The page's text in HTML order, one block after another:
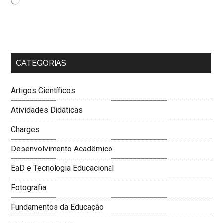
CATEGORIAS
Artigos Científicos
Atividades Didáticas
Charges
Desenvolvimento Acadêmico
EaD e Tecnologia Educacional
Fotografia
Fundamentos da Educação